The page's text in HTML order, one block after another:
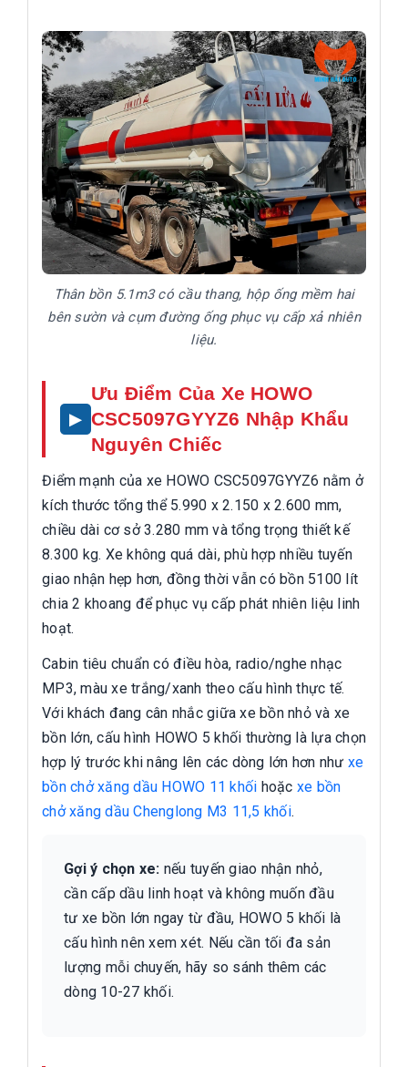
Thân bồn 5.1m3 có cầu thang, hộp ống mềm hai
bên sườn và cụm đường ống phục vụ cấp xả nhiên
liệu.
Ưu Điểm Của Xe HOWO
CSC5097GYYZ6 Nhập Khẩu
Nguyên Chiếc
Điểm mạnh của xe HOWO CSC5097GYYZ6 nằm ở
kích thước tổng thể 5.990 x 2.150 x 2.600 mm,
chiều dài cơ sở 3.280 mm và tổng trọng thiết kế
8.300 kg. Xe không quá dài, phù hợp nhiều tuyến
giao nhận hẹp hơn, đồng thời vẫn có bồn 5100 lít
chia 2 khoang để phục vụ cấp phát nhiên liệu linh
hoạt.
Cabin tiêu chuẩn có điều hòa, radio/nghe nhạc
MP3, màu xe trắng/xanh theo cấu hình thực tế.
Với khách đang cân nhắc giữa xe bồn nhỏ và xe
bồn lớn, cấu hình HOWO 5 khối thường là lựa chọn
hợp lý trước khi nâng lên các dòng lớn hơn như xe
bồn chở xăng dầu HOWO 11 khối hoặc xe bồn
chở xăng dầu Chenglong M3 11,5 khối.
Gợi ý chọn xe: nếu tuyến giao nhận nhỏ,
cần cấp dầu linh hoạt và không muốn đầu
tư xe bồn lớn ngay từ đầu, HOWO 5 khối là
cấu hình nên xem xét. Nếu cần tối đa sản
lượng mỗi chuyến, hãy so sánh thêm các
dòng 10-27 khối.